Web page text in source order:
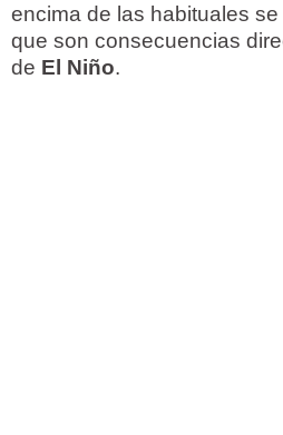
encima de las habituales
que son consecuencias
de El Niño.